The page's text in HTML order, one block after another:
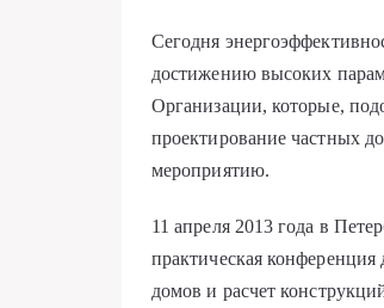
Сегодня
достижению высоких
Организации, которые,
проектирование частных
мероприятию.
11 апреля 2013 года в
практическая
домов и расчет